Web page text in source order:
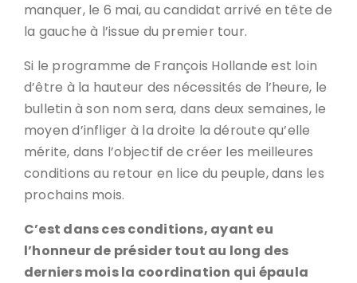
manquer, le 6 mai, au candidat arrivé en tête de
la gauche à l’issue du premier tour.
Si le programme de François Hollande est loin
d’être à la hauteur des nécessités de l’heure, le
bulletin à son nom sera, dans deux semaines, le
moyen d’infliger à la droite la déroute qu’elle
mérite, dans l’objectif de créer les meilleures
conditions au retour en lice du peuple, dans les
prochains mois.
C’est dans ces conditions, ayant eu
l’honneur de présider tout au long des
derniers mois la coordination qui épaula